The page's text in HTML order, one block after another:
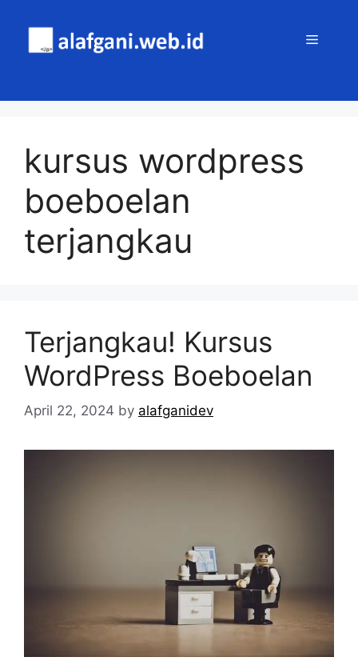
content
MENU
kursus wordpress
boeboelan
terjangkau
Terjangkau! Kursus
WordPress Boeboelan
April 22, 2024 by alafganidev